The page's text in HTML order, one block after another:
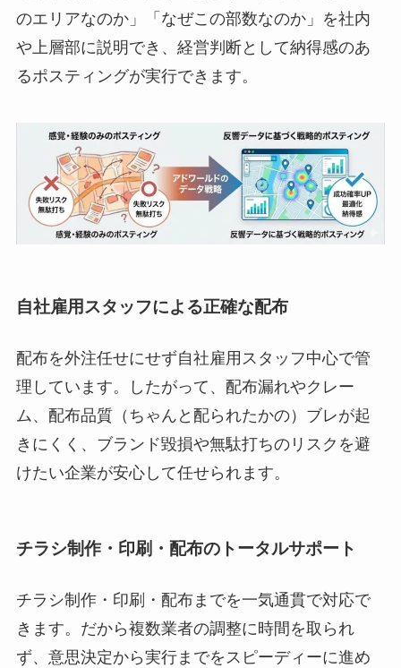
のエリアなのか」「なぜこの部数なのか」を社内
や上層部に説明でき、経営判断として納得感のあ
るポスティングが実行できます。
自社雇用スタッフによる正確な配布
配布を外注任せにせず自社雇用スタッフ中心で管
理しています。したがって、配布漏れやクレー
ム、配布品質（ちゃんと配られたかの）ブレが起
きにくく、ブランド毀損や無駄打ちのリスクを避
けたい企業が安心して任せられます。
チラシ制作・印刷・配布のトータルサポート
チラシ制作・印刷・配布までを一気通貫で対応で
きます。だから複数業者の調整に時間を取られ
ず、意思決定から実行までをスピーディーに進め